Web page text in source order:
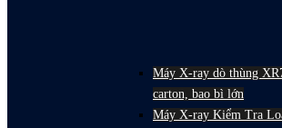
Máy X-ray dò thùng
carton, bao bì lớn
Máy X-ray Kiểm Tra